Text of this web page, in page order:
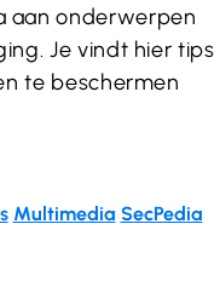
aan onderwerpen
Je vindt hier tips
te beschermen
Multimedia SecPedia